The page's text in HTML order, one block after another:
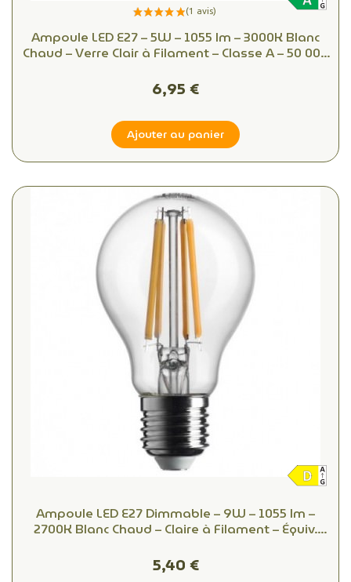
Ampoule LED E27 – 5W – 1055 lm – 3000K Blanc
Chaud – Verre Clair à Filament – Classe A – 50 000
6,95 €
Ajouter au panier
Ampoule LED E27 Dimmable – 9W – 1055 lm –
2700K Blanc Chaud – Claire à Filament – Équiv.
5,40 €